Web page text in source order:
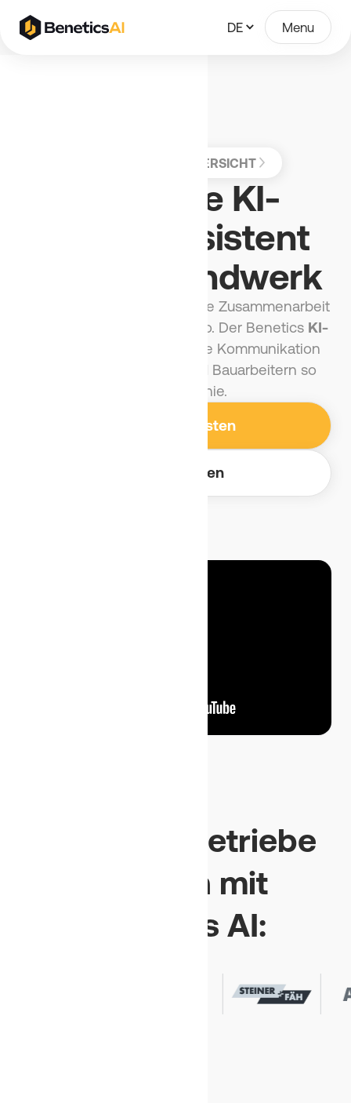
DE Menu
ÜBERSICHT
Der erste KI-
Sprachassistent
für das Handwerk
Weniger Papierkram, bessere Zusammenarbeit
zwischen Baustelle und Büro. Der Benetics KI-
macht die Kommunikation
zwischen Projektleiter und Bauarbeitern so
einfach wie nie.
Kostenfrei testen
Demo buchen
Über 400 Betriebe
arbeiten mit
Benetics AI: